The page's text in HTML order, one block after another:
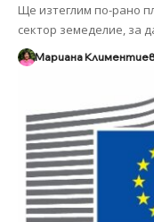
Ще изтеглим по-рано
сектор земеделие, за
Мариана